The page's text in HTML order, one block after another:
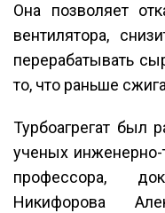
Она позволяет
вентилятора,
перерабатывать
то, что раньше
Турбоагрегат был
ученых инженерно-
профессора,
Никифорова